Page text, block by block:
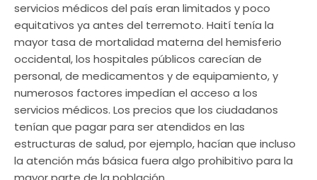
servicios médicos del país eran limitados y poco
equitativos ya antes del terremoto. Haití tenía la
mayor tasa de mortalidad materna del hemisferio
occidental, los hospitales públicos carecían de
personal, de medicamentos y de equipamiento, y
numerosos factores impedían el acceso a los
servicios médicos. Los precios que los ciudadanos
tenían que pagar para ser atendidos en las
estructuras de salud, por ejemplo, hacían que incluso
la atención más básica fuera algo prohibitivo para la